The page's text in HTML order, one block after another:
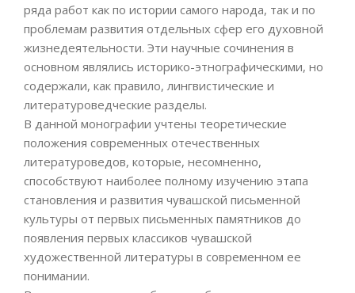
ряда работ как по истории самого народа, так и по
проблемам развития отдельных сфер его духовной
жизнедеятельности. Эти научные сочинения в
основном являлись историко-этнографическими, но
содержали, как правило, лингвистические и
литературоведческие разделы.
В данной монографии учтены теоретические
положения современных отечественных
литературоведов, которые, несомненно,
способствуют наиболее полному изучению этапа
становления и развития чувашской письменной
культуры от первых письменных памятников до
появления первых классиков чувашской
художественной литературы в современном ее
понимании.